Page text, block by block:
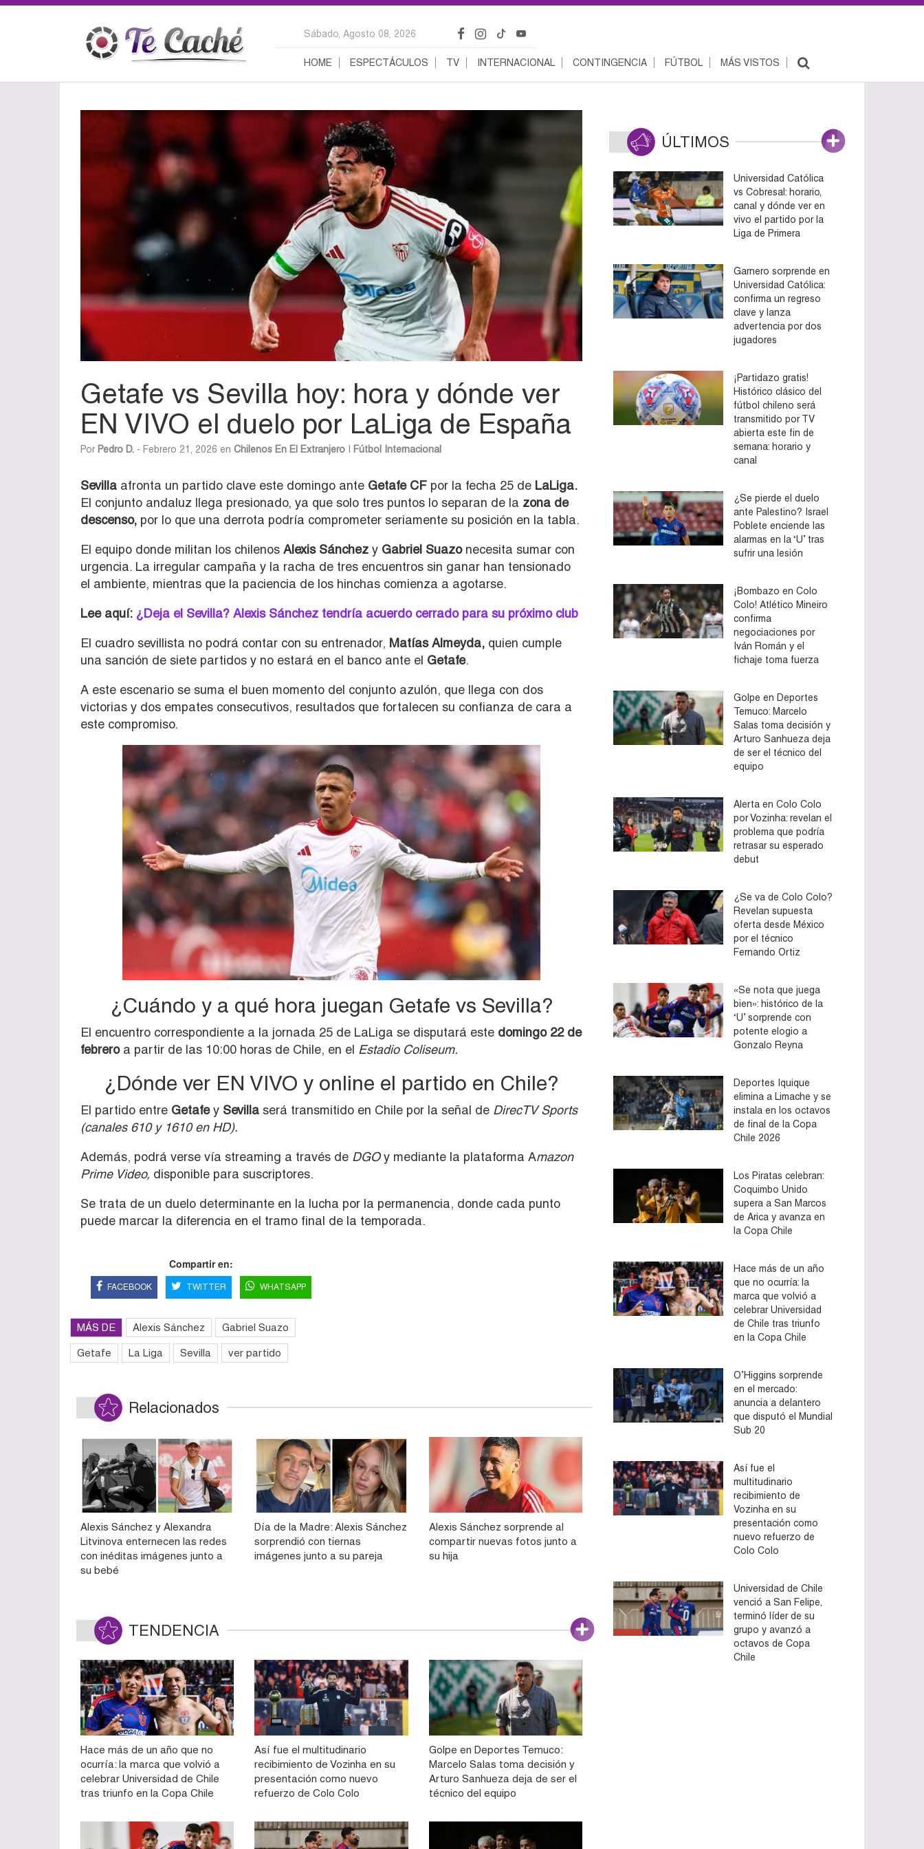
Sábado, Agosto 08, 2026
HOME ESPECTÁCULOS TV INTERNACIONAL CONTINGENCIA FÚTBOL MÁS VISTOS
Getafe vs Sevilla hoy: hora y dónde ver
EN VIVO el duelo por LaLiga de España
Por Pedro D. - Febrero 21, 2026 en Chilenos En El Extranjero Fútbol Internacional
Sevilla afronta un partido clave este domingo ante Getafe CF por la fecha 25 de LaLiga.
El conjunto andaluz llega presionado, ya que solo tres puntos lo separan de la zona de
descenso, por lo que una derrota podría comprometer seriamente su posición en la tabla.
El equipo donde militan los chilenos Alexis Sánchez y Gabriel Suazonecesita sumar con
urgencia. La irregular campaña y la racha de tres encuentros sin ganar han tensionado
el ambiente, mientras que la paciencia de los hinchas comienza a agotarse.
Lee aquí:¿Deja el Sevilla? Alexis Sánchez tendría acuerdo cerrado para su próximo club
El cuadro sevillista no podrá contar con su entrenador, Matías Almeyda, quien cumple
una sanción de siete partidos y no estará en el banco ante el Getafe.
A este escenario se suma el buen momento del conjunto azulón, que llega con dos
victorias y dos empates consecutivos, resultados que fortalecen su confianza de cara a
este compromiso.
¿Cuándo y a qué hora juegan Getafe vs Sevilla?
El encuentro correspondiente a la jornada 25 de LaLiga se disputará este domingo 22 de
febreroa partir de las 10:00 horas de Chile, en el Estadio Coliseum.
¿Dónde ver EN VIVO y online el partido en Chile?
El partido entre Getafey Sevilla será transmitido en Chile por la señal de DirecTV Sports
(canales 610 y 1610 en HD).
Además, podrá verse vía streaming a través de DGOy mediante la plataforma Amazon
Prime Video, disponible para suscriptores.
Se trata de un duelo determinante en la lucha por la permanencia, donde cada punto
puede marcar la diferencia en el tramo final de la temporada.
Compartir en:
FACEBOOK TWITTER WHATSAPP
MÁS DE Alexis Sánchez Gabriel Suazo
Getafe La Liga Sevilla ver partido
Relacionados
Alexis Sánchez y Alexandra
Litvinova enternecen las redes
con inéditas imágenes junto a
su bebé
Día de la Madre: Alexis Sánchez
sorprendió con tiernas
imágenes junto a su pareja
Alexis Sánchez sorprende al
compartir nuevas fotos junto a
su hija
TENDENCIA
Hace más de un año que no
ocurría: la marca que volvió a
celebrar Universidad de Chile
tras triunfo en la Copa Chile
Así fue el multitudinario
recibimiento de Vozinha en su
presentación como nuevo
refuerzo de Colo Colo
Golpe en Deportes Temuco:
Marcelo Salas toma decisión y
Arturo Sanhueza deja de ser el
técnico del equipo
ÚLTIMOS
Universidad Católica
vs Cobresal: horario,
canal y dónde ver en
vivo el partido por la
Liga de Primera
Garnero sorprende en
Universidad Católica:
confirma un regreso
clave y lanza
advertencia por dos
jugadores
¡Partidazo gratis!
Histórico clásico del
fútbol chileno será
transmitido por TV
abierta este fin de
semana: horario y
canal
¿Se pierde el duelo
ante Palestino? Israel
Poblete enciende las
alarmas en la ‘U’ tras
sufrir una lesión
¡Bombazo en Colo
Colo! Atlético Mineiro
confirma
negociaciones por
Iván Román y el
fichaje toma fuerza
Golpe en Deportes
Temuco: Marcelo
Salas toma decisión y
Arturo Sanhueza deja
de ser el técnico del
equipo
Alerta en Colo Colo
por Vozinha: revelan el
problema que podría
retrasar su esperado
debut
¿Se va de Colo Colo?
Revelan supuesta
oferta desde México
por el técnico
Fernando Ortiz
«Se nota que juega
bien»: histórico de la
‘U’ sorprende con
potente elogio a
Gonzalo Reyna
Deportes Iquique
elimina a Limache y se
instala en los octavos
de final de la Copa
Chile 2026
Los Piratas celebran:
Coquimbo Unido
supera a San Marcos
de Arica y avanza en
la Copa Chile
Hace más de un año
que no ocurría: la
marca que volvió a
celebrar Universidad
de Chile tras triunfo
en la Copa Chile
O’Higgins sorprende
en el mercado:
anuncia a delantero
que disputó el Mundial
Sub 20
Así fue el
multitudinario
recibimiento de
Vozinha en su
presentación como
nuevo refuerzo de
Colo Colo
Universidad de Chile
venció a San Felipe,
terminó líder de su
grupo y avanzó a
octavos de Copa
Chile